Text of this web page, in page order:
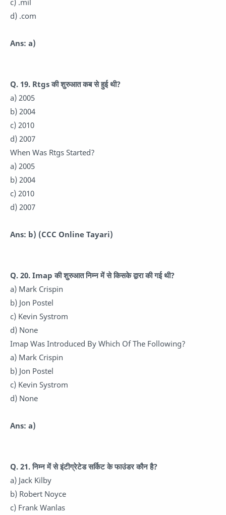
d) .com
Ans: a)
Q. 19. Rtgs की शुरुआत कब से हुई थी?
a) 2005
b) 2004
c) 2010
d) 2007
When Was Rtgs Started?
a) 2005
b) 2004
c) 2010
d) 2007
Ans: b) (CCC Online Tayari)
Q. 20. Imap की शुरुआत निम्न में से किसके द्वारा की गई थी?
a) Mark Crispin
b) Jon Postel
c) Kevin Systrom
d) None
Imap Was Introduced By Which Of The Following?
a) Mark Crispin
b) Jon Postel
c) Kevin Systrom
d) None
Ans: a)
Q. 21.निम्न में से इंटीग्रेटेड सर्किट के फाउंडर कौन है?
a) Jack Kilby
b) Robert Noyce
c) Frank Wanlas